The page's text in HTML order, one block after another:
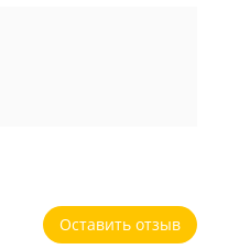
Оставить отзыв